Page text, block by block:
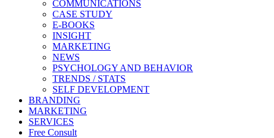
COMMUNICATIONS
CASE STUDY
E-BOOKS
INSIGHT
MARKETING
NEWS
PSYCHOLOGY AND BEHAVIOR
TRENDS / STATS
SELF DEVELOPMENT
BRANDING
MARKETING
SERVICES
Free Consult